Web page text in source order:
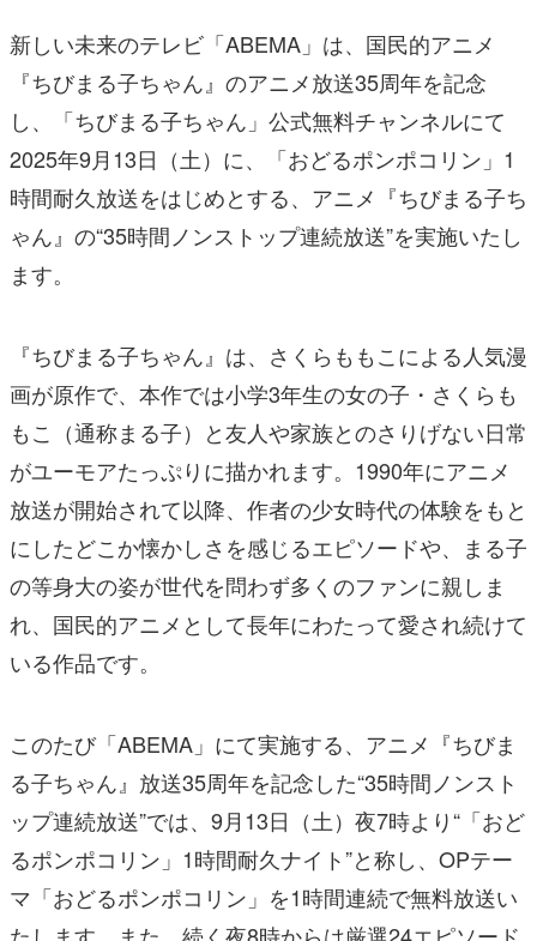
新しい未来のテレビ「ABEMA」は、国民的アニメ
『ちびまる子ちゃん』のアニメ放送35周年を記念
し、「ちびまる子ちゃん」公式無料チャンネルにて
2025年9月13日（土）に、「おどるポンポコリン」1
時間耐久放送をはじめとする、アニメ『ちびまる子ち
ゃん』の“35時間ノンストップ連続放送”を実施いたし
ます。
『ちびまる子ちゃん』は、さくらももこによる人気漫
画が原作で、本作では小学3年生の女の子・さくらも
もこ（通称まる子）と友人や家族とのさりげない日常
がユーモアたっぷりに描かれます。1990年にアニメ
放送が開始されて以降、作者の少女時代の体験をもと
にしたどこか懐かしさを感じるエピソードや、まる子
の等身大の姿が世代を問わず多くのファンに親しま
れ、国民的アニメとして長年にわたって愛され続けて
いる作品です。
このたび「ABEMA」にて実施する、アニメ『ちびま
る子ちゃん』放送35周年を記念した“35時間ノンスト
ップ連続放送”では、9月13日（土）夜7時より“「おど
るポンポコリン」1時間耐久ナイト”と称し、OPテー
マ「おどるポンポコリン」を1時間連続で無料放送い